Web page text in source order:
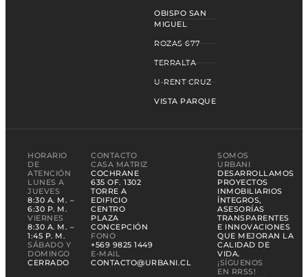
OBISPO SAN
MIGUEL
ROZAS 677
TERRALTA
U-RENT CRUZ
VISTA PARQUE
HORARIO
DE
ATENCIÓN
LUNES A
JUEVES
8:30 A. M. –
6:30 P. M.
VIERNES
8:30 A. M. –
1:45 P. M.
SÁBADO Y
DOMINGO
CERRADO
CONTACTO
CASA MATRIZ
COCHRANE
635 OF. 1302
TORRE A
EDIFICIO
CENTRO
PLAZA
CONCEPCIÓN
FONO
+569 9825 1449
E-MAIL
CONTACTO@URBANI.CL
SOMOS
URBANI
DESARROLLAMOS
PROYECTOS
INMOBILIARIOS
ÍNTEGROS,
ASESORÍAS
TRANSPARENTES
E INNOVACIONES
QUE MEJORAN LA
CALIDAD DE
VIDA.
¡SÍGUENOS
EN RRSS!